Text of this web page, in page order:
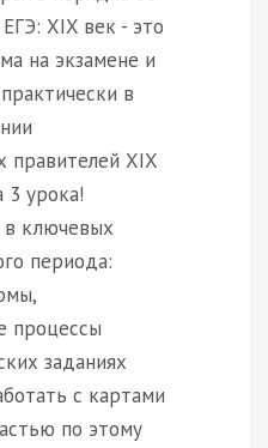
XIX век - это
на экзамене и
в
правителей XIX
3 урока!
в ключевых
периода:
процессы
заданиях
с картами
по этому